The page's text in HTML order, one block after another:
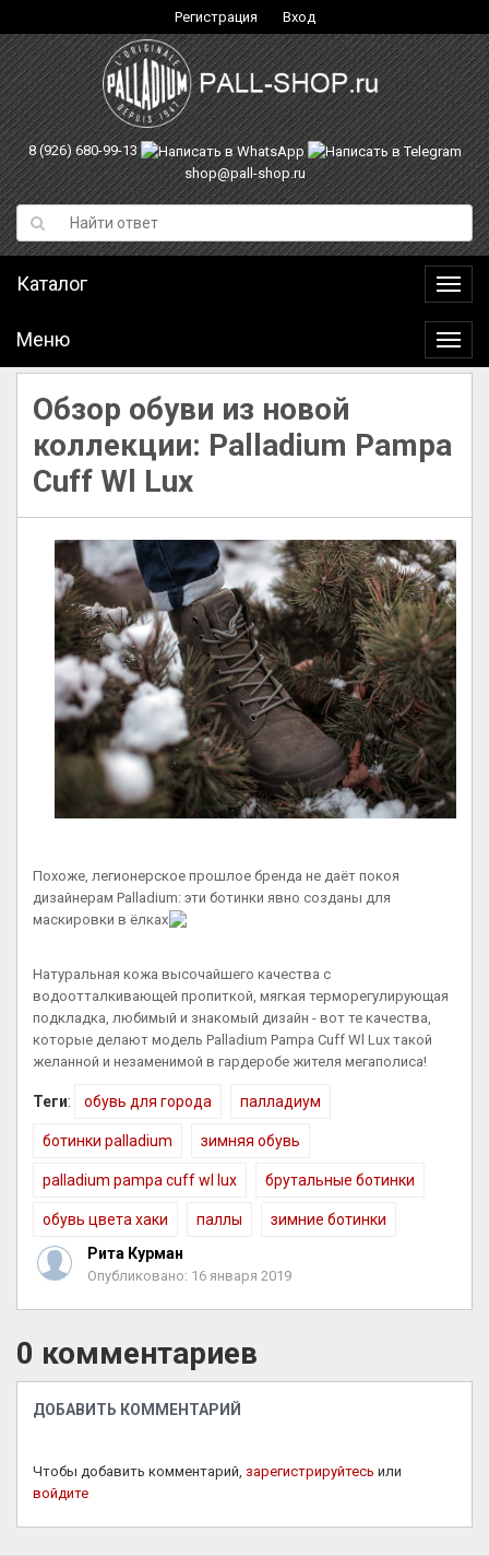
Регистрация Вход
8 (926) 680-99-13
shop@pall-shop.ru
Каталог
Меню
Меню
Обзор обуви из новой
коллекции: Palladium Pampa
Cuff Wl Lux
Похоже, легионерское прошлое бренда не даёт покоя
дизайнерам Palladium: эти ботинки явно созданы для
маскировки в ёлках
Натуральная кожа высочайшего качества с
водоотталкивающей пропиткой, мягкая терморегулирующая
подкладка, любимый и знакомый дизайн - вот те качества,
которые делают модель Palladium Pampa Cuff Wl Lux такой
желанной и незаменимой в гардеробе жителя мегаполиса!
Теги: обувь для города палладиум
ботинки palladium зимняя обувь
palladium pampa cuff wl lux брутальные ботинки
обувь цвета хаки паллы
зимние ботинки
Рита Курман
Опубликовано: 16 января 2019
0 комментариев
ДОБАВИТЬ КОММЕНТАРИЙ
Чтобы добавить комментарий, зарегистрируйтесь или
войдите